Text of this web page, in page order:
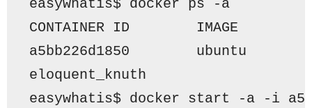
easywhatis$ docker ps -a
CONTAINER ID        IMAGE
a5bb226d1850
eloquent_knuth
easywhatis$ docker start -a -i